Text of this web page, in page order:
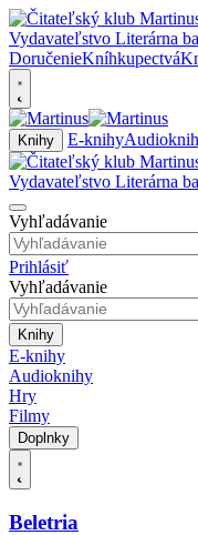
DoručenieKníhkupectvá
Knihy E-knihy
Vyhľadávanie
Prihlásiť
Vyhľadávanie
Knihy
E-knihy
Audioknihy
Hry
Filmy
Doplnky
Beletria